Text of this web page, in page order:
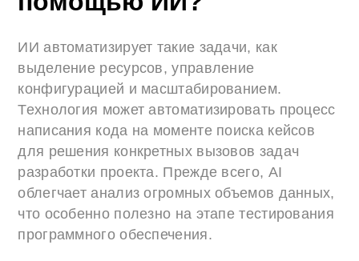
ИИ автоматизирует такие задачи, как
выделение ресурсов, управление
конфигурацией и масштабированием.
Технология может автоматизировать процесс
написания кода на моменте поиска кейсов
для решения конкретных вызовов задач
разработки проекта. Прежде всего, AI
облегчает анализ огромных объемов данных,
что особенно полезно на этапе тестирования
программного обеспечения.